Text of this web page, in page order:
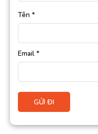
Tên *
Email *